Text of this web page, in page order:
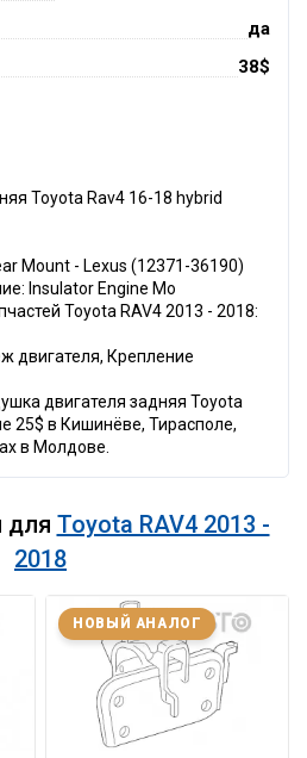
да
38$
Toyota Rav4 16-18 hybrid
Mount - Lexus (12371-36190)
Insulator Engine Mo
Toyota RAV4 2013 - 2018:
двигателя, Крепление
двигателя задняя Toyota
25$ в Кишинёве, Тирасполе,
в Молдове.
для Toyota RAV4 2013 -
2018
НОВЫЙ АНАЛОГ